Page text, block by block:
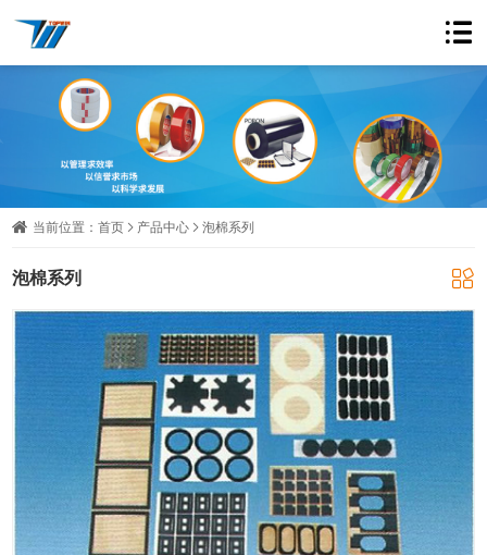
当前位置：首页 产品中心 泡棉系列
泡棉系列